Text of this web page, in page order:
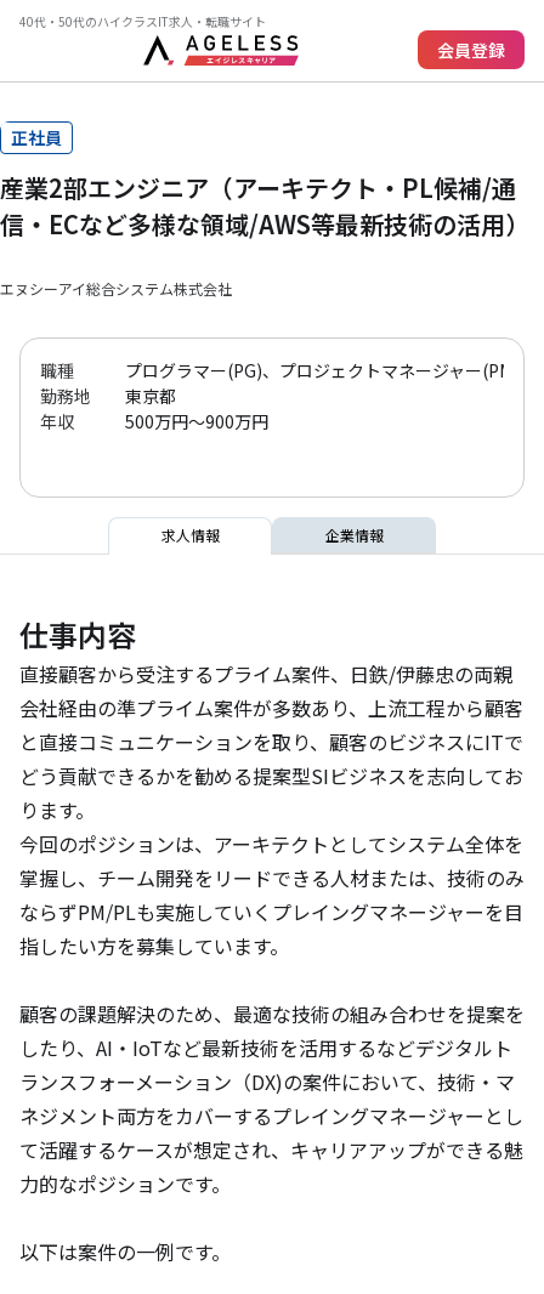
40代・50代のハイクラスIT求人・転職サイト
会員登録
正社員
産業2部エンジニア（アーキテクト・PL候補/通
信・ECなど多様な領域/AWS等最新技術の活用）
エヌシーアイ総合システム株式会社
職種
プログラマー(PG)、プロジェクトマネージャー(PM)
勤務地
東京都
年収
500万円～900万円
求人情報 企業情報
仕事内容
直接顧客から受注するプライム案件、日鉄/伊藤忠の両親
会社経由の準プライム案件が多数あり、上流工程から顧客
と直接コミュニケーションを取り、顧客のビジネスにITで
どう貢献できるかを勧める提案型SIビジネスを志向してお
ります。
今回のポジションは、アーキテクトとしてシステム全体を
掌握し、チーム開発をリードできる人材または、技術のみ
ならずPM/PLも実施していくプレイングマネージャーを目
指したい方を募集しています。
顧客の課題解決のため、最適な技術の組み合わせを提案を
したり、AI・IoTなど最新技術を活用するなどデジタルト
ランスフォーメーション（DX)の案件において、技術・マ
ネジメント両方をカバーするプレイングマネージャーとし
て活躍するケースが想定され、キャリアアップができる魅
力的なポジションです。
以下は案件の一例です。